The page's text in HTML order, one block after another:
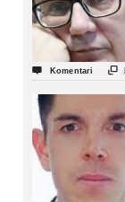
 Komentari 